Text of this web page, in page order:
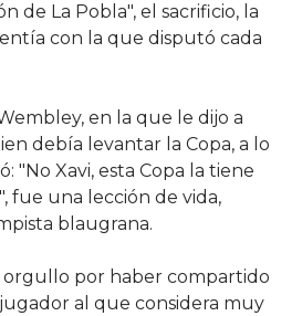
de La Pobla", el sacrificio, la
con la que disputó cada
en la que le dijo a
debía levantar la Copa, a lo
"No Xavi, esta Copa la tiene
fue una lección de vida,
blaugrana.
orgullo por haber compartido
al que considera muy